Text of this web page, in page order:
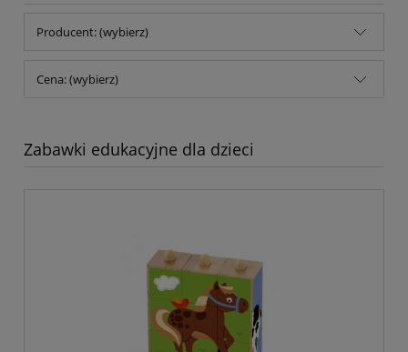
Producent: (wybierz)
Cena: (wybierz)
Zabawki edukacyjne dla dzieci